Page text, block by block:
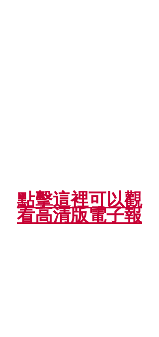
點擊這裡可以觀
看高清版電子報